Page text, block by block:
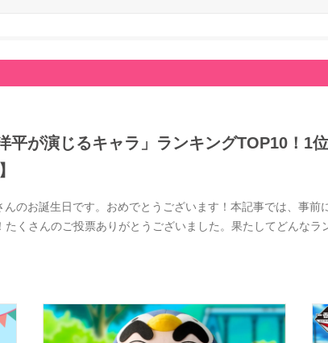
平が演じるキャラ」ランキングTOP10！1
のお誕生日です。おめでとうございます！本記事では、事前
くさんのご投票ありがとうございました。果たしてどんなラ